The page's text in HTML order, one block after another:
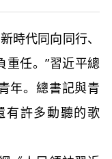
時代同向同行、
重任。”習近平總
年。總書記與青
有許多動聽的歌